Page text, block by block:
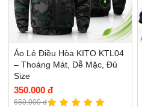
Áo Lẻ Điều Hòa KITO KTL04
– Thoáng Mát, Dễ Mặc, Đủ
Size
350.000 đ
650.000 đ